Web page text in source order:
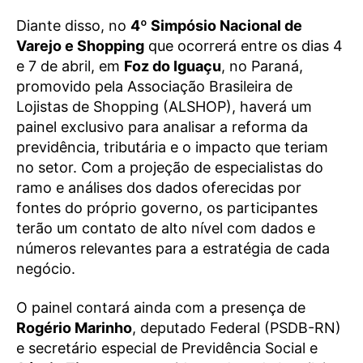
Diante disso, no 4º Simpósio Nacional de
Varejo e Shopping que ocorrerá entre os dias 4
e 7 de abril, em Foz do Iguaçu, no Paraná,
promovido pela Associação Brasileira de
Lojistas de Shopping (ALSHOP), haverá um
painel exclusivo para analisar a reforma da
previdência, tributária e o impacto que teriam
no setor. Com a projeção de especialistas do
ramo e análises dos dados oferecidas por
fontes do próprio governo, os participantes
terão um contato de alto nível com dados e
números relevantes para a estratégia de cada
negócio.
O painel contará ainda com a presença de
Rogério Marinho, deputado Federal (PSDB-RN)
e secretário especial de Previdência Social e